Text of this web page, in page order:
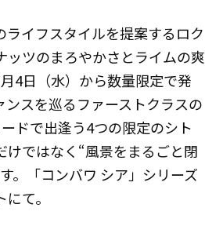
イフスタイルを提案するロク
ツのまろやかさとライムの爽
4日（水）から数量限定で発
スを巡るファーストクラスの
ドで出逢う4つの限定のシト
ではなく“風景をまるごと閉
。「コンバワ シア」シリーズ
て。